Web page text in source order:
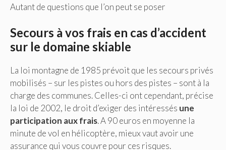
Autant de questions que l’on peut se poser
Secours à vos frais en cas d’accident
sur le domaine skiable
La loi montagne de 1985 prévoit que les secours privés
mobilisés – sur les pistes ou hors des pistes – sont à la
charge des communes. Celles-ci ont cependant, précise
la loi de 2002, le droit d’exiger des intéressés une
participation aux frais. A 90 euros en moyenne la
minute de vol en hélicoptère, mieux vaut avoir une
assurance qui vous couvre pour ces risques.